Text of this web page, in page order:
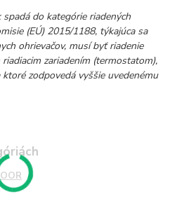
do kategórie riadených
(EÚ) 2015/1188, týkajúca sa
ohrievačov, musí byť riadenie
zariadením (termostatom),
zodpovedá vyššie uvedenému